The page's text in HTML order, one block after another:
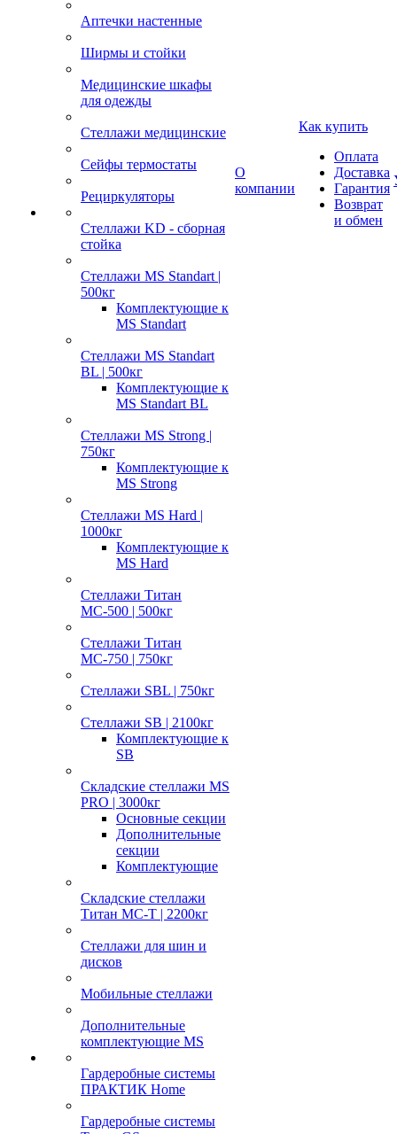
Аптечки настенные
Ширмы и стойки
Медицинские шкафы
для одежды
Стеллажи медицинские
Сейфы термостаты
Рециркуляторы
Стеллажи KD - сборная
стойка
Стеллажи MS Standart |
500кг
Комплектующие к
MS Standart
Стеллажи MS Standart
BL | 500кг
Комплектующие к
MS Standart BL
Стеллажи MS Strong |
750кг
Комплектующие к
MS Strong
Стеллажи MS Hard |
1000кг
Комплектующие к
MS Hard
Стеллажи Титан
МС-500 | 500кг
Стеллажи Титан
МС-750 | 750кг
Стеллажи SBL | 750кг
Стеллажи SB | 2100кг
Комплектующие к
SB
Складские стеллажи MS
PRO | 3000кг
Основные секции
Дополнительные
секции
Комплектующие
Складские стеллажи
Титан МС-Т | 2200кг
Стеллажи для шин и
дисков
Мобильные стеллажи
Дополнительные
комплектующие MS
Гардеробные системы
ПРАКТИК Home
Гардеробные системы
О
компании
Как купить
Оплата
Доставка
Гарантия
Возврат
и обмен